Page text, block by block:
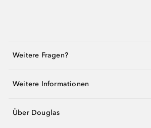
Weitere Fragen?
Weitere Informationen
Über Douglas